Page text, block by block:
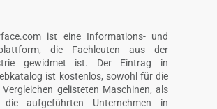
ist eine Informations- und
die Fachleuten aus der
gewidmet ist. Der Eintrag in
ist kostenlos, sowohl für die
gelisteten Maschinen, als
aufgeführten Unternehmen in